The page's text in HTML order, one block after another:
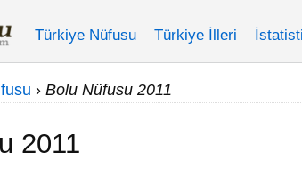
Türkiye Nüfusu Türkiye İlleri
› Bolu Nüfusu 2011
2011